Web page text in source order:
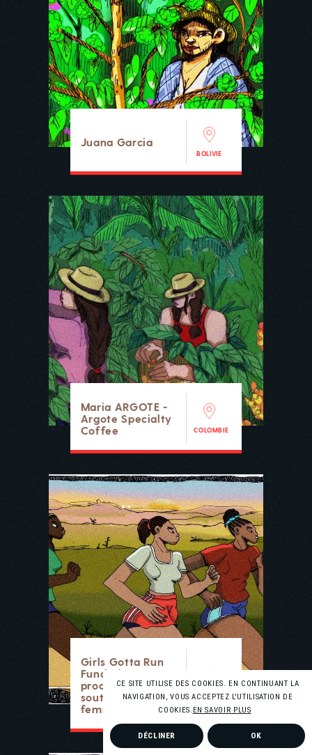
CE SITE UTILISE DES COOKIES. EN CONTINUANT LA
NAVIGATION, VOUS ACCEPTEZ L'UTILISATION DE
COOKIES. EN SAVOIR PLUS
DÉCLINER OK
Juana Garcia
BOLIVIE
Maria ARGOTE -
Argote Specialty
Coffee
COLOMBIE
Girls Gotta Run
Fundation : un
producteur en
soutien aux
femmes
ETHIOPIE